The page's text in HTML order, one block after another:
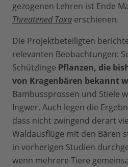
gezogenen Lehren ist Ende
Threatened Taxa erschienen.
Die Projektbeteiligten
relevanten Beobachtungen:
Schützlinge Pflanzen, die
von Kragenbären bekannt
Bambussprossen und Stiele
Ingwer. Auch legen die
dass nicht zwingend derart
Waldausflüge mit den Bären
in vorherigen Studien
wenn mehrere Tiere